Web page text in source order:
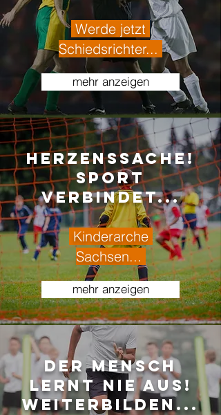
Werde jetzt
Schiedsrichter...
mehr anzeigen
Herzenssache!
Sport
verbindet...
Kinderarche
Sachsen...
mehr anzeigen
Der Mensch
lernt nie aus!
Weiterbilden...